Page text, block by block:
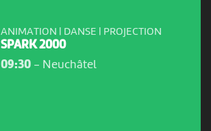
ANIMATION | DANSE | PROJECTION
SPARK 2000
09:30- Neuchâtel